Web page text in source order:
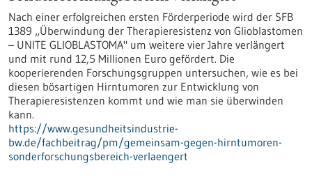
Nach einer erfolgreichen ersten Förderperiode wird der SFB
1389 „Überwindung der Therapieresistenz von Glioblastomen
– UNITE GLIOBLASTOMA" um weitere vier Jahre verlängert
und mit rund 12,5 Millionen Euro gefördert. Die
kooperierenden Forschungsgruppen untersuchen, wie es bei
diesen bösartigen Hirntumoren zur Entwicklung von
Therapieresistenzen kommt und wie man sie überwinden
kann.
https://www.gesundheitsindustrie-
bw.de/fachbeitrag/pm/gemeinsam-gegen-hirntumoren-
sonderforschungsbereich-verlaengert